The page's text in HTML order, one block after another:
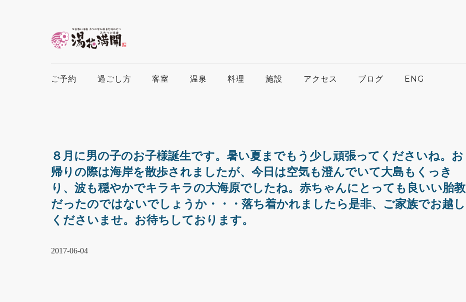
ご予約 過ごし方 客室 温泉 料理 施設 アクセス ブログ ENG
８月に男の子のお子様誕生です。暑い夏までもう少し頑張ってくださいね。お
帰りの際は海岸を散歩されましたが、今日は空気も澄んでいて大島もくっき
り、波も穏やかでキラキラの大海原でしたね。赤ちゃんにとっても良いい胎教
だったのではないでしょうか・・・落ち着かれましたら是非、ご家族でお越し
くださいませ。お待ちしております。
2017-06-04